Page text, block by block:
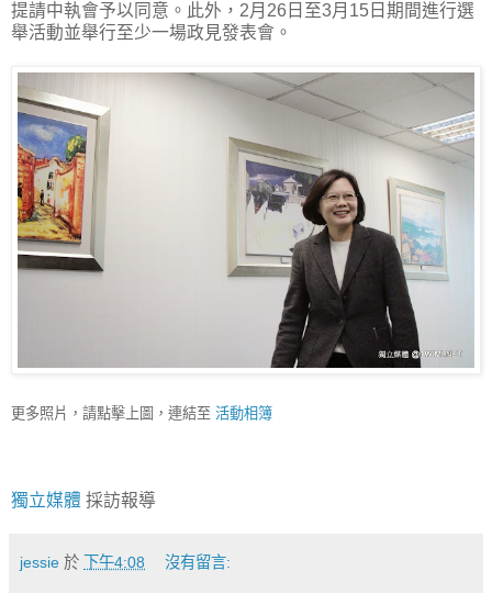
提請中執會予以同意。此外，2月26日至3月15日期間進行選
舉活動並舉行至少一場政見發表會。
更多照片，請點擊上圖，連結至 活動相簿
獨立媒體 採訪報導
jessie 於 下午4:08 沒有留言: